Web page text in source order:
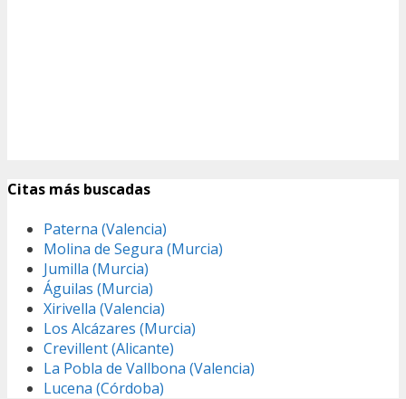
Citas más buscadas
Paterna (Valencia)
Molina de Segura (Murcia)
Jumilla (Murcia)
Águilas (Murcia)
Xirivella (Valencia)
Los Alcázares (Murcia)
Crevillent (Alicante)
La Pobla de Vallbona (Valencia)
Lucena (Córdoba)